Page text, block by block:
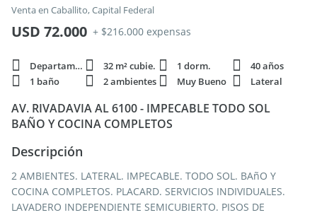
Venta en Caballito, Capital Federal
USD 72.000 + $216.000 expensas
Departamento 32 m² cubie. 1 dorm.
40 años
1 baño
2 ambientes Muy Bueno Lateral
AV. RIVADAVIA AL 6100 - IMPECABLE TODO SOL
BAÑO Y COCINA COMPLETOS
Descripción
2 AMBIENTES. LATERAL. IMPECABLE. TODO SOL. BAñO Y
COCINA COMPLETOS. PLACARD. SERVICIOS INDIVIDUALES.
LAVADERO INDEPENDIENTE SEMICUBIERTO. PISOS DE